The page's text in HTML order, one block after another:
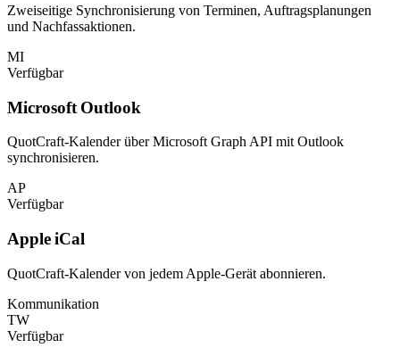
Zweiseitige Synchronisierung von Terminen, Auftragsplanungen
und Nachfassaktionen.
MI
Verfügbar
Microsoft Outlook
QuotCraft-Kalender über Microsoft Graph API mit Outlook
synchronisieren.
AP
Verfügbar
Apple iCal
QuotCraft-Kalender von jedem Apple-Gerät abonnieren.
Kommunikation
TW
Verfügbar